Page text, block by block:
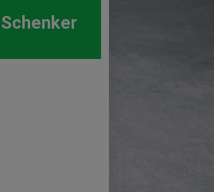
Schenker